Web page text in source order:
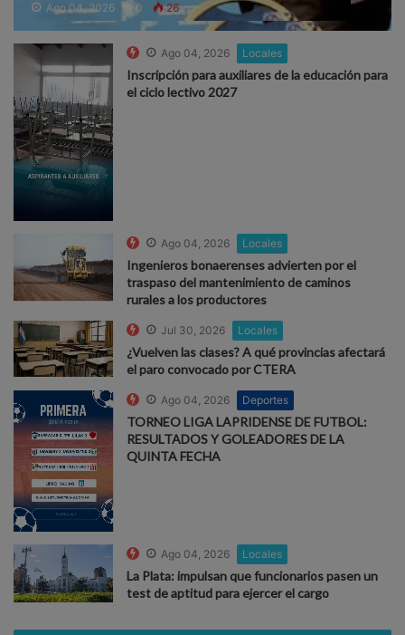
Ago 04, 2026 0 26
Ago 04, 2026 Locales
Inscripción para auxiliares de la educación para
el ciclo lectivo 2027
Ago 04, 2026 Locales
Ingenieros bonaerenses advierten por el
traspaso del mantenimiento de caminos
rurales a los productores
Jul 30, 2026 Locales
¿Vuelven las clases? A qué provincias afectará
el paro convocado por CTERA
Ago 04, 2026 Deportes
TORNEO LIGA LAPRIDENSE DE FUTBOL:
RESULTADOS Y GOLEADORES DE LA
QUINTA FECHA
Ago 04, 2026 Locales
La Plata: impulsan que funcionarios pasen un
test de aptitud para ejercer el cargo